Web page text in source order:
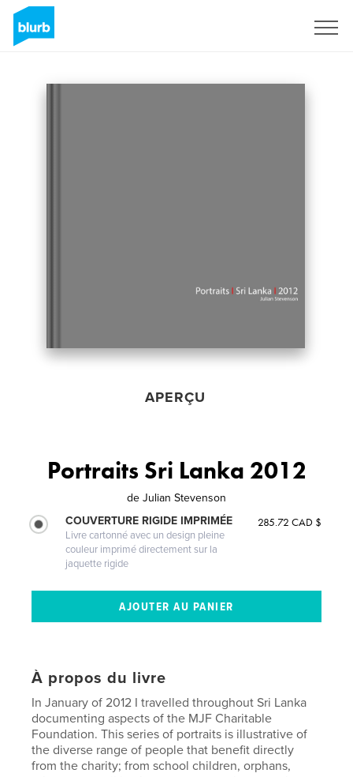
APERÇU
Portraits Sri Lanka 2012
de Julian Stevenson
COUVERTURE RIGIDE IMPRIMÉE
Livre cartonné avec un design pleine
couleur imprimé directement sur la
jaquette rigide
285.72 CAD $
À propos du livre
In January of 2012 I travelled throughout Sri Lanka
documenting aspects of the MJF Charitable
Foundation. This series of portraits is illustrative of
the diverse range of people that benefit directly
from the charity; from school children, orphans,